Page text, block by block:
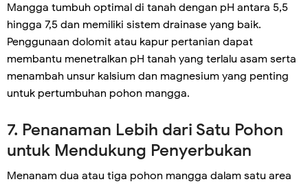
Mangga tumbuh optimal di tanah dengan pH antara 5,5
hingga 7,5 dan memiliki sistem drainase yang baik.
Penggunaan dolomit atau kapur pertanian dapat
membantu menetralkan pH tanah yang terlalu asam serta
menambah unsur kalsium dan magnesium yang penting
untuk pertumbuhan pohon mangga.
7. Penanaman Lebih dari Satu Pohon
untuk Mendukung Penyerbukan
Menanam dua atau tiga pohon mangga dalam satu area